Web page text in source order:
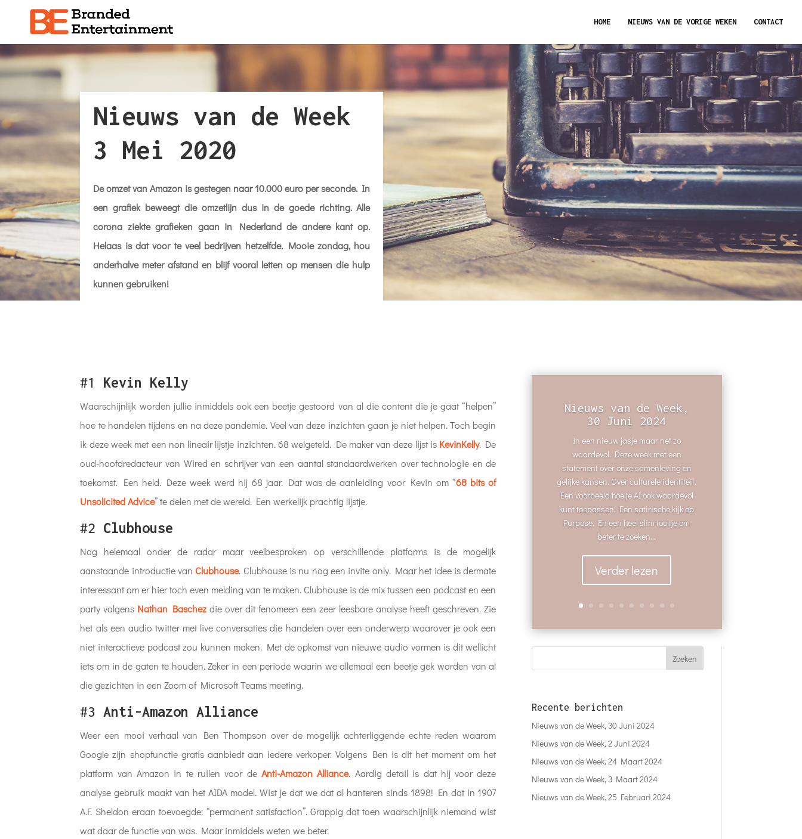
HOME NIEUWS VAN DE VORIGE WEKEN CONTACT
Nieuws van de Week
3 Mei 2020
De omzet van Amazon is gestegen naar 10.000 euro per seconde. In
een grafiek beweegt die omzetlijn dus in de goede richting. Alle
corona ziekte grafieken gaan in Nederland de andere kant op.
Helaas is dat voor te veel bedrijven hetzelfde. Mooie zondag, hou
anderhalve meter afstand en blijf vooral letten op mensen die hulp
kunnen gebruiken!
#1 Kevin Kelly
Waarschijnlijk worden jullie inmiddels ook een beetje gestoord van al die content die je gaat “helpen”
hoe te handelen tijdens en na deze pandemie. Veel van deze inzichten gaan je niet helpen. Toch begin
ik deze week met een non lineair lijstje inzichten. 68 welgeteld. De maker van deze lijst is KevinKelly. De
oud-hoofdredacteur van Wired en schrijver van een aantal standaardwerken over technologie en de
toekomst. Een held. Deze week werd hij 68 jaar. Dat was de aanleiding voor Kevin om “68 bits of
Unsolicited Advice” te delen met de wereld. Een werkelijk prachtig lijstje.
#2 Clubhouse
Nog helemaal onder de radar maar veelbesproken op verschillende platforms is de mogelijk
aanstaande introductie van Clubhouse. Clubhouse is nu nog een invite only. Maar het idee is dermate
interessant om er hier toch even melding van te maken. Clubhouse is de mix tussen een podcast en een
party volgens Nathan Baschez die over dit fenomeen een zeer leesbare analyse heeft geschreven. Zie
het als een audio twitter met live conversaties die handelen over een onderwerp waarover je ook een
niet interactieve podcast zou kunnen maken. Met de opkomst van nieuwe audio vormen is dit wellicht
iets om in de gaten te houden. Zeker in een periode waarin we allemaal een beetje gek worden van al
die gezichten in een Zoom of Microsoft Teams meeting.
#3Anti-Amazon Alliance
Weer een mooi verhaal van Ben Thompson over de mogelijk achterliggende echte reden waarom
Google zijn shopfunctie gratis aanbiedt aan iedere verkoper. Volgens Ben is dit het moment om het
platform van Amazon in te ruilen voor de Anti-Amazon Alliance. Aardig detail is dat hij voor deze
analyse gebruik maakt van het AIDA model. Wist je dat we dat al hanteren sinds 1898! En dat in 1907
A.F. Sheldon eraan toevoegde: “permanent satisfaction”. Grappig dat toen waarschijnlijk niemand wist
wat daar de functie van was. Maar inmiddels weten we beter.
Nieuws van de Week,
30 Juni 2024
In een nieuw jasje maar net zo
waardevol. Deze week met een
statement over onze samenleving en
gelijke kansen. Over culturele identiteit.
Een voorbeeld hoe je AI ook waardevol
kunt toepassen. Een satirische kijk op
Purpose. En een heel slim tooltje om
beter te zoeken...
Verder lezen
Recente berichten
Nieuws van de Week, 30 Juni 2024
Nieuws van de Week, 2 Juni 2024
Nieuws van de Week, 24 Maart 2024
Nieuws van de Week, 3 Maart 2024
Nieuws van de Week, 25 Februari 2024